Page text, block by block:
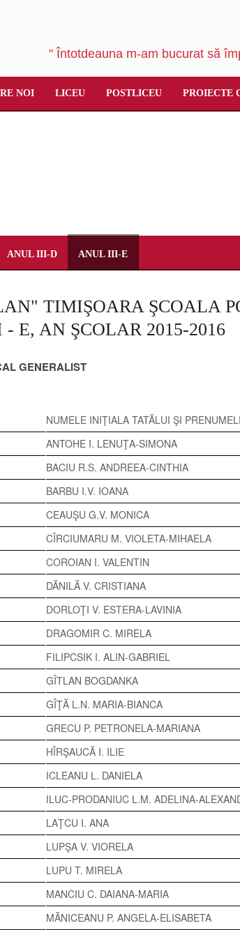
" Întotdeauna m-am bucurat să
NOI LICEU POSTLICEU PROIECTE
ANUL III-D ANUL III-E
TIMIŞOARA ŞCOALA
E, AN ŞCOLAR 2015-2016
GENERALIST
NUMELE INIŢIALA TATĂLUI ŞI
ANTOHE I. LENUŢA-SIMONA
BACIU R.S. ANDREEA-CINTHIA
BARBU I.V. IOANA
CEAUŞU G.V. MONICA
CÎRCIUMARU M. VIOLETA-MIHAELA
COROIAN I. VALENTIN
DĂNILĂ V. CRISTIANA
DORLOŢI V. ESTERA-LAVINIA
DRAGOMIR C. MIRELA
FILIPCSIK I. ALIN-GABRIEL
GÎTLAN BOGDANKA
GÎŢĂ L.N. MARIA-BIANCA
GRECU P. PETRONELA-MARIANA
HÎRŞAUCĂ I. ILIE
ICLEANU L. DANIELA
ILUC-PRODANIUC L.M. ADELINA-
LAŢCU I. ANA
LUPŞA V. VIORELA
LUPU T. MIRELA
MANCIU C. DAIANA-MARIA
MĂNICEANU P. ANGELA-ELISABETA